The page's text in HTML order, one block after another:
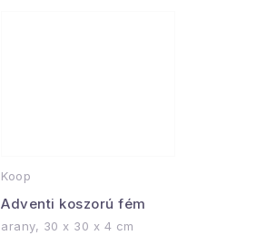
Koop
Adventi koszorú fém
arany, 30 x 30 x 4 cm